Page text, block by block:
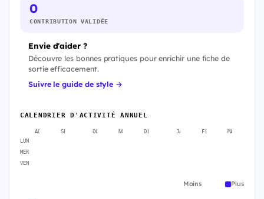
0
CONTRIBUTION VALIDÉE
Envie d'aider ?
Découvre les bonnes pratiques pour enrichir une fiche de
sortie efficacement.
Suivre le guide de style →
CALENDRIER D'ACTIVITÉ ANNUEL
AOÛT SEPT. OCT. NOV. DÉC. JANV. FÉVR. MARS
LUN
MER
VEN
Moins Plus